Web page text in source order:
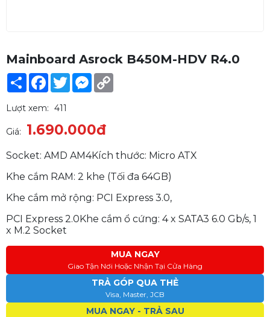
Mainboard Asrock B450M-HDV R4.0
Share Facebook
TwitterMessenger
Lượt xem: 411
Giá: 1.690.000đ
Socket: AMD AM4Kích thước: Micro ATX
Khe cắm RAM: 2 khe (Tối đa 64GB)
Khe cắm mở rộng: PCI Express 3.0,
PCI Express 2.0Khe cắm ổ cứng: 4 x SATA3 6.0 Gb/s, 1
x M.2 Socket
MUA NGAY
Giao Tận Nơi Hoặc Nhận Tại Cửa Hàng
TRẢ GÓP QUA THẺ
Visa, Master, JCB
MUA NGAY - TRẢ SAU